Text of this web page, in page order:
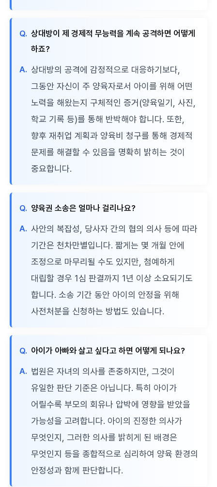
Q. 상대방이 제 경제적 무능력을 계속 공격하면 어떻게
하죠?
A. 상대방의 공격에 감정적으로 대응하기보다,
그동안 자신이 주 양육자로서 아이를 위해 어떤
노력을 해왔는지 구체적인 증거(양육일기, 사진,
학교 기록 등)를 통해 반박해야 합니다. 또한,
향후 재취업 계획과 양육비 청구를 통해 경제적
문제를 해결할 수 있음을 명확히 밝히는 것이
중요합니다.
Q. 양육권 소송은 얼마나 걸리나요?
A. 사안의 복잡성, 당사자 간의 협의 의사 등에 따라
기간은 천차만별입니다. 짧게는 몇 개월 안에
조정으로 마무리될 수도 있지만, 첨예하게
대립할 경우 1심 판결까지 1년 이상 소요되기도
합니다. 소송 기간 동안 아이의 안정을 위해
사전처분을 신청하는 방법도 있습니다.
Q. 아이가 아빠와 살고 싶다고 하면 어떻게 되나요?
A. 법원은 자녀의 의사를 존중하지만, 그것이
유일한 판단 기준은 아닙니다. 특히 아이가
어릴수록 부모의 회유나 압박에 영향을 받았을
가능성을 고려합니다. 아이의 진정한 의사가
무엇인지, 그러한 의사를 밝히게 된 배경은
무엇인지 등을 종합적으로 심리하여 양육 환경의
안정성과 함께 판단합니다.